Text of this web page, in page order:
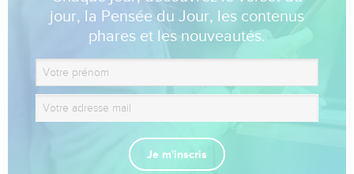
jour, la Pensée du Jour, les contenus
phares et les nouveautés.
Je m'inscris